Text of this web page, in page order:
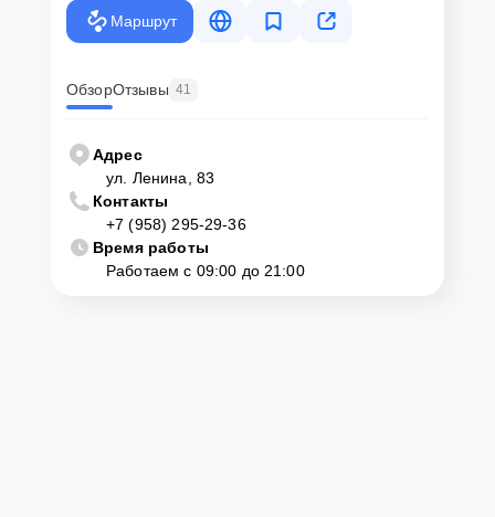
Маршрут
ОбзорОтзывы 41
Адрес
ул. Ленина, 83
Контакты
+7 (958) 295-29-36
Время работы
Работаем с 09:00 до 21:00